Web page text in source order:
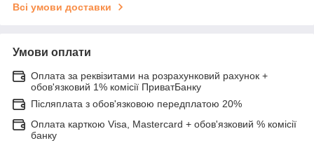
Всі умови доставки
Умови оплати
Оплата за реквізитами на розрахунковий рахунок +
обов'язковий 1% комісії ПриватБанку
Післяплата з обов'язковою передплатою 20%
Оплата карткою Visa, Mastercard + обов'язковий % комісії
банку